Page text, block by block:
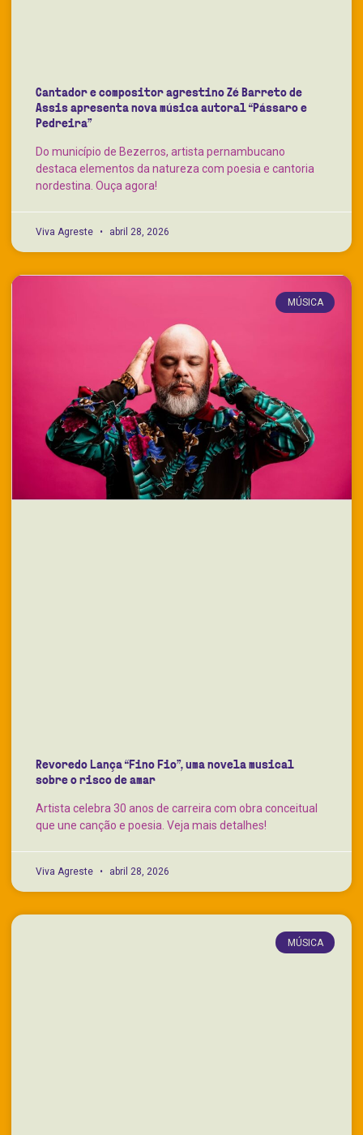
Cantador e compositor agrestino Zé Barreto de
Assis apresenta nova música autoral “Pássaro e
Pedreira”
Do município de Bezerros, artista pernambucano
destaca elementos da natureza com poesia e cantoria
nordestina. Ouça agora!
Viva Agreste abril 28, 2026
MÚSICA
Revoredo Lança “Fino Fio”, uma novela musical
sobre o risco de amar
Artista celebra 30 anos de carreira com obra conceitual
que une canção e poesia. Veja mais detalhes!
Viva Agreste abril 28, 2026
MÚSICA